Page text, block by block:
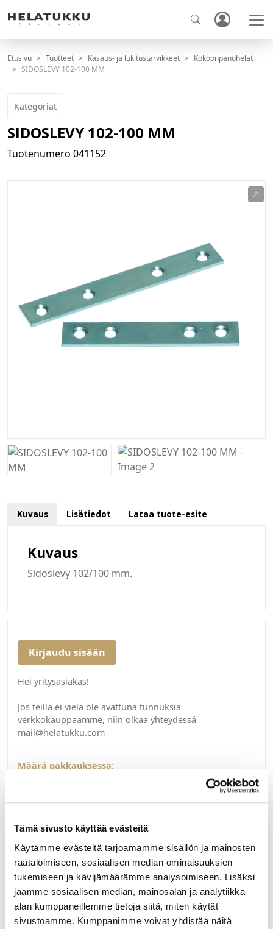
Tämä sivusto käyttää evästeitä
Käytämme evästeitä tarjoamamme sisällön ja mainosten
räätälöimiseen, sosiaalisen median ominaisuuksien
tukemiseen ja kävijämäärämme analysoimiseen. Lisäksi
jaamme sosiaalisen median, mainosalan ja analytiikka-
alan kumppaneillemme tietoja siitä, miten käytät
sivustoamme. Kumppanimme voivat yhdistää näitä
Etusivu Tuotteet Kasaus- ja lukitustarvikkeet
Kokoonpanohelat
SIDOSLEVY 102-100 MM
Kategoriat
SIDOSLEVY 102-100 MM
Tuotenumero 041152
Kuvaus Lisätiedot Lataa tuote-esite
Kuvaus
Sidoslevy 102/100 mm.
Kirjaudu sisään
Hei yritysasiakas!
Jos teillä ei vielä ole avattuna tunnuksia
verkkokauppaamme, niin olkaa yhteydessä
mail@helatukku.com
Määrä pakkauksessa:
Yksikkö: